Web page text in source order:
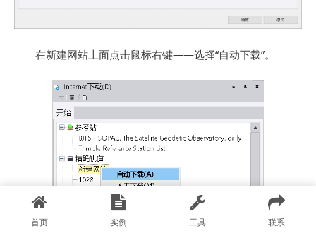
在新建网站上面点击鼠标右键——选择“自动下载”。
首页 实例 工具 联系